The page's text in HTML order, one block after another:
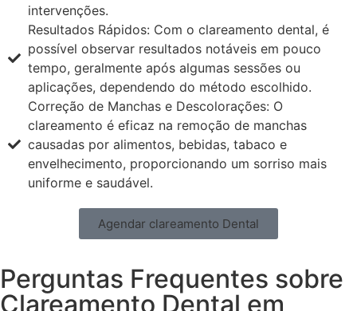
intervenções.
Resultados Rápidos: Com o clareamento dental, é
possível observar resultados notáveis em pouco
tempo, geralmente após algumas sessões ou
aplicações, dependendo do método escolhido.
Correção de Manchas e Descolorações: O
clareamento é eficaz na remoção de manchas
causadas por alimentos, bebidas, tabaco e
envelhecimento, proporcionando um sorriso mais
uniforme e saudável.
Agendar clareamento Dental
Perguntas Frequentes sobre
Clareamento Dental em